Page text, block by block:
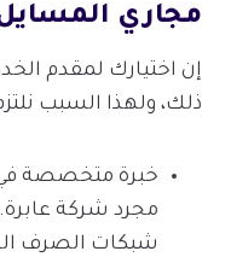
مجاري
إن اختيارك لمقدم
ذلك، ولهذا السبب
خبرة متخصصة
مجرد شركة عابرة.
شبكات الصرف